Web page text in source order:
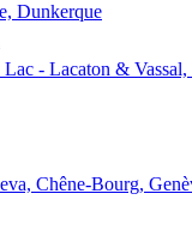
Dunkerque
- Lacaton &
Chêne-Bourg,